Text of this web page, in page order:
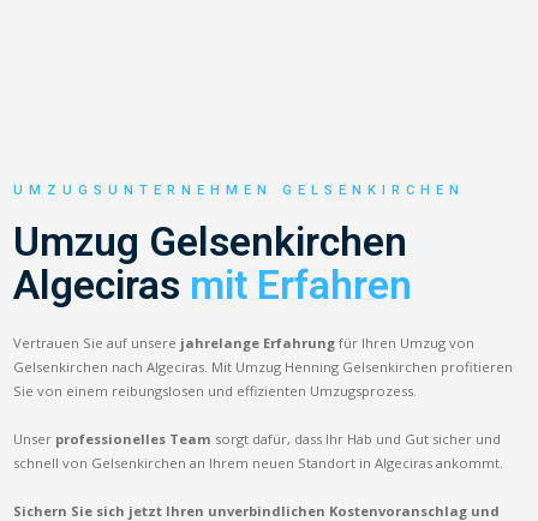
UMZUGSUNTERNEHMEN GELSENKIRCHEN
Umzug Gelsenkirchen
Algeciras mit Erfahren
Vertrauen Sie auf unsere jahrelange Erfahrung für Ihren Umzug von
Gelsenkirchen nach Algeciras. Mit Umzug Henning Gelsenkirchen profitieren
Sie von einem reibungslosen und effizienten Umzugsprozess.
Unser professionelles Team sorgt dafür, dass Ihr Hab und Gut sicher und
schnell von Gelsenkirchen an Ihrem neuen Standort in Algeciras ankommt.
Sichern Sie sich jetzt Ihren unverbindlichen Kostenvoranschlag und